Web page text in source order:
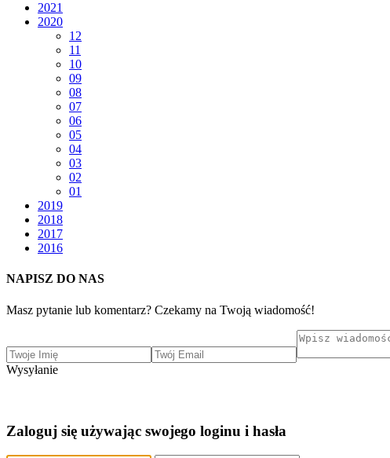
2021
2020
12
11
10
09
08
07
06
05
04
03
02
01
2019
2018
2017
2016
NAPISZ DO NAS
Masz pytanie lub komentarz? Czekamy na Twoją wiadomość!
Wysyłanie
Zaloguj się używając swojego loginu i hasła